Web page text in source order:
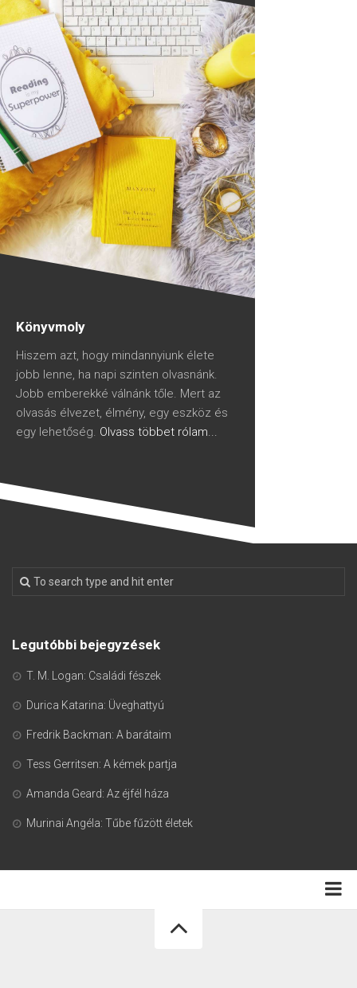
Könyvmoly
Hiszem azt, hogy mindannyiunk élete
jobb lenne, ha napi szinten olvasnánk.
Jobb emberekké válnánk tőle. Mert az
olvasás élvezet, élmény, egy eszköz és
egy lehetőség. Olvass többet rólam...
Legutóbbi bejegyzések
T. M. Logan: Családi fészek
Durica Katarina: Üveghattyú
Fredrik Backman: A barátaim
Tess Gerritsen: A kémek partja
Amanda Geard: Az éjfél háza
Murinai Angéla: Tűbe fűzött életek